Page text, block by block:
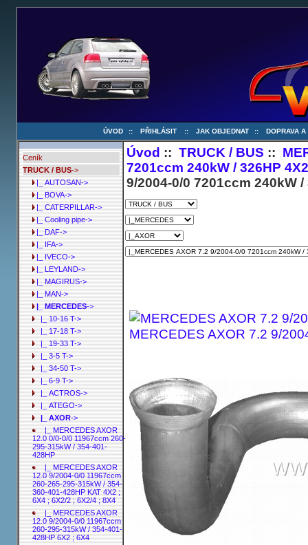
ÚVOD :: PŘIHLÁSIT :: JAK OBJEDNAT :: DOPRAVA A
Ceník
TRUCK / BUS->
|_ AUTOSAN->
|_ BOVA->
|_ CATERPILLAR->
|_ Cooling pipe->
|_ DAF->
|_ IFA->
|_ IVECO->
|_ LEYLAND->
|_ MAGIRUS->
|_ MAN->
|_ MERCEDES->
|_ 10-16 T->
|_ 17-18 T->
|_ 19-33 T->
|_ 3-5 T->
|_ 34-50 T->
|_ 6-9 T->
|_ ACTROS->
|_ ATEGO->
|_ AXOR->
|_ MERCEDES AXOR
12.0 0/0-0/0 11967ccm 260-
295-315kW / 354-401-
428HP
|_ MERCEDES AXOR
12.0 9/2004-0/0 11967ccm
260-265-295-315kW / 354-
360-401-428HP KAT 4X2 ;
6X4 ; 6X2/2 ; 6X2/4 ; 8X4
|_ MERCEDES AXOR
12.0 9/2004-0/0 11967ccm
260-295-315kW / 354-401-
428HP 6X2 ; 6X4
Úvod ::TRUCK / BUS ::
7201ccm 240kW / 326HP
9/2004-0/0 7201ccm 240kW
MERCEDES AXOR 7.2 9/